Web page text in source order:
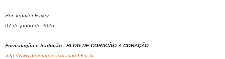
Por Jennifer Farley
07 de junho de 2025
Formatação e tradução - BLOG DE CORAÇÃO A CORAÇÃO
http://www.decoracaoacoracao.blog.br